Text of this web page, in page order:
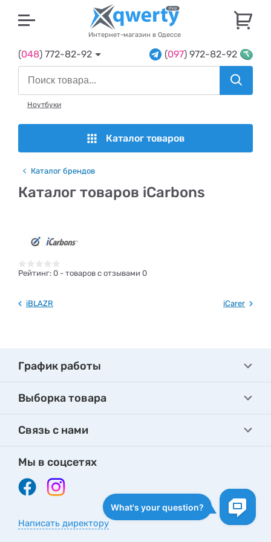
Интернет-магазин в Одессе
(048) 772-82-92 (097) 972-82-92
Ноутбуки
Каталог товаров
Каталог брендов
Каталог товаров iCarbons
Рейтинг: 0 - товаров с отзывами 0
iBLAZR iCarer
График работы
Выборка товара
Связь с нами
Мы в соцсетях
Написать директору